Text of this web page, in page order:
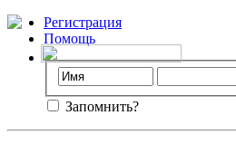
Регистрация
Помощь
Запомнить?